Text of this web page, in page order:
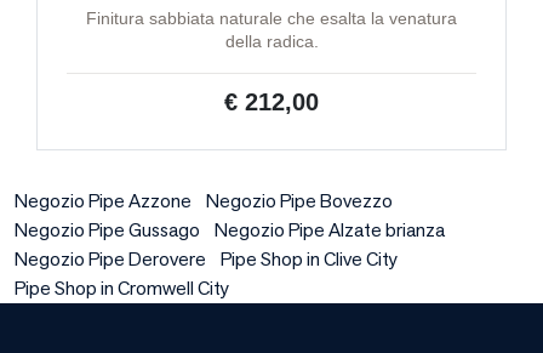
Finitura sabbiata naturale che esalta la venatura
della radica.
€ 212,00
Negozio Pipe Azzone
Negozio Pipe Bovezzo
Negozio Pipe Gussago
Negozio Pipe Alzate brianza
Negozio Pipe Derovere
Pipe Shop in Clive City
Pipe Shop in Cromwell City